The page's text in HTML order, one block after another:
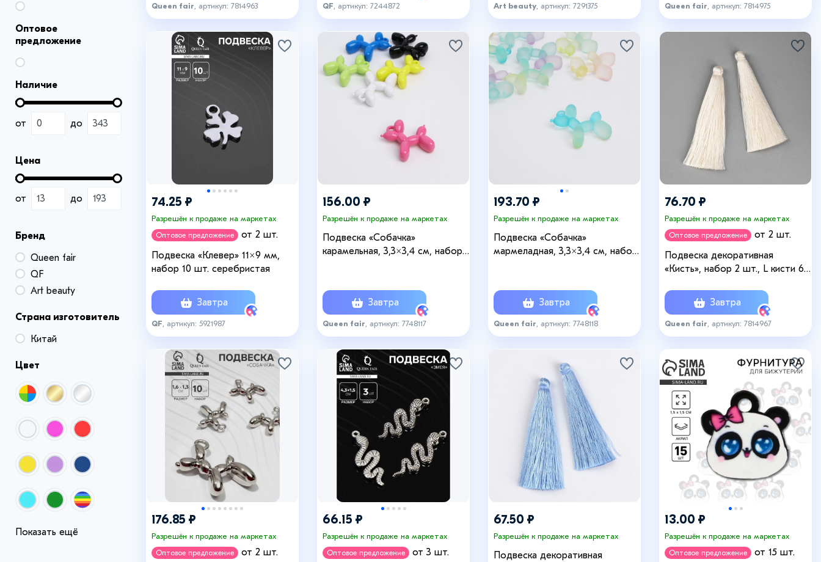
Оптовое
предложение
Наличие
от до
Цена
от до
Бренд
Queen fair
QF
Art beauty
Страна изготовитель
Китай
Цвет
Показать ещё
Queen fair , артикул: 7814963 QF , артикул: 7244872 Art beauty , артикул: 7291375 Queen fair , артикул: 7814975
74.25 ₽
Разрешён к продаже на маркетах
Оптовое предложение
от 2 шт.
Подвеска «Клевер» 11×9 мм,
набор 10 шт. серебристая
Завтра
QF , артикул: 5921987
156.00 ₽
Разрешён к продаже на маркетах
Подвеска «Собачка»
карамельная, 3,3×3,4 см, набор
Завтра
Queen fair , артикул: 7748117
193.70 ₽
Разрешён к продаже на маркетах
Подвеска «Собачка»
мармеладная, 3,3×3,4 см, набор
Завтра
Queen fair , артикул: 7748118
76.70 ₽
Разрешён к продаже на маркетах
Оптовое предложение
от 2 шт.
Подвеска декоративная
«Кисть», набор 2 шт., L кисти 6,5
Завтра
Queen fair , артикул: 7814967
176.85 ₽
Разрешён к продаже на маркетах
Оптовое предложение
от 2 шт.
66.15 ₽
Разрешён к продаже на маркетах
Оптовое предложение
от 3 шт.
67.50 ₽
Разрешён к продаже на маркетах
Подвеска декоративная
13.00 ₽
Разрешён к продаже на маркетах
Оптовое предложение
от 15 шт.